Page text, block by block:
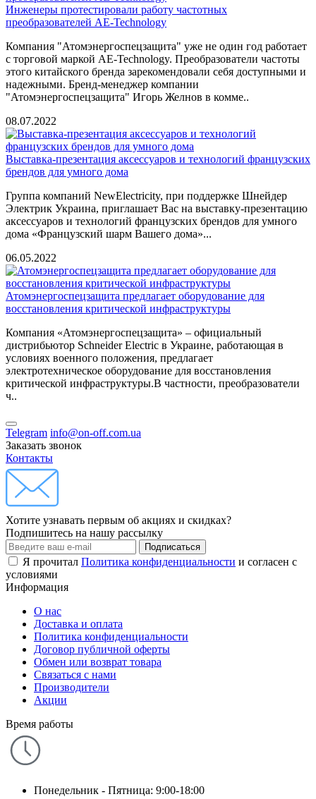
Инженеры протестировали работу частотных
преобразователей AE-Technology
Компания "Атомэнергоспецзащита" уже не один год работает
с торговой маркой AE-Technology. Преобразователи частоты
этого китайского бренда зарекомендовали себя доступными и
надежными. Бренд-менеджер компании
"Атомэнергоспецзащита" Игорь Желнов в комме..
08.07.2022
Выставка-презентация аксессуаров и технологий французских
брендов для умного дома
Группа компаний NewElectricity, при поддержке Шнейдер
Электрик Украина, приглашает Вас на выставку-презентацию
аксессуаров и технологий французских брендов для умного
дома «Французский шарм Вашего дома»...
06.05.2022
Атомэнергоспецзащита предлагает оборудование для
восстановления критической инфраструктуры
Компания «Атомэнергоспецзащита» – официальный
дистрибьютор Schneider Electric в Украине, работающая в
условиях военного положения, предлагает
электротехническое оборудование для восстановления
критической инфраструктуры.В частности, преобразователи
ч..
Telegram info@on-off.com.ua
Заказать звонок
Контакты
Хотите узнавать первым об акциях и скидках?
Подпишитесь на нашу рассылку
Подписаться
Я прочитал Политика конфиденциальности и согласен с
условиями
Информация
О нас
Доставка и оплата
Политика конфиденциальности
Договор публичной оферты
Обмен или возврат товара
Связаться с нами
Производители
Акции
Время работы
Понедельник - Пятница: 9:00-18:00